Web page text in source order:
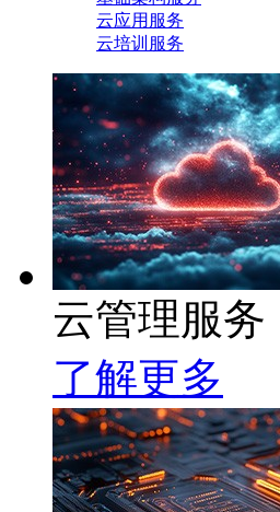
云应用服务
云培训服务
云管理服务
了解更多